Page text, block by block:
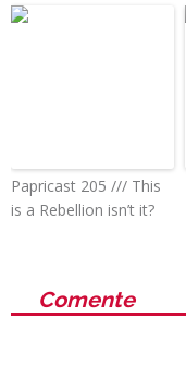
Papricast 205 /// This
is a Rebellion isn’t it?
Comente